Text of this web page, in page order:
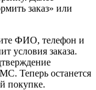
заказ» или
ФИО, телефон и
условия заказа.
Теперь останется
покупке.